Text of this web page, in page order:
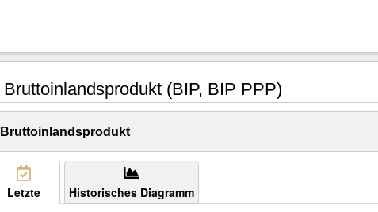
Bruttoinlandsprodukt (BIP, BIP PPP)
Bruttoinlandsprodukt
Letzte Historisches Diagramm